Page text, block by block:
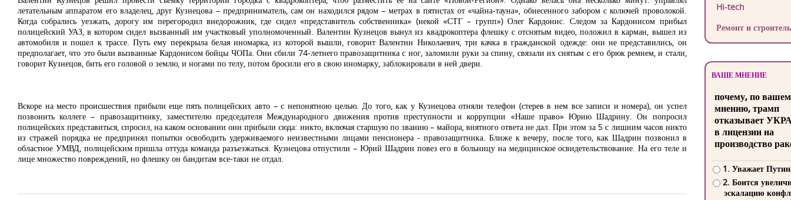
летательным аппаратом его владелец, друг Кузнецова – предприниматель, сам он находился рядом – метрах в пятистах от «чайна-тауна», обнесенного забором с колючей проволокой.
Когда собрались уезжать, дорогу им перегородил внедорожник, где сидел «представитель собственника» (некой «СТГ – групп») Олег Кардонис. Следом за Кардонисом прибыл
полицейский УАЗ, в котором сидел вызванный им участковый уполномоченный. Валентин Кузнецов вынул из квадрокоптера флешку с отснятым видео, положил в карман, вышел из
автомобиля и пошел к трассе. Путь ему перекрыла белая иномарка, из которой вышли, говорит Валентин Николаевич, три качка в гражданской одежде: они не представились, он
предполагает, что это были вызванные Кардонисом бойцы ЧОПа. Они сбили 74-летнего правозащитника с ног, заломили руки за спину, связали их снятым с его брюк ремнем, и стали,
говорит Кузнецов, бить его головой о землю, и ногами по телу, потом бросили его в свою иномарку, заблокировали в ней двери.
Вскоре на место происшествия прибыли еще пять полицейских авто – с непонятною целью. До того, как у Кузнецова отняли телефон (стерев в нем все записи и номера), он успел
позвонить коллеге – правозащитнику, заместителю председателя Международного движения против преступности и коррупции «Наше право» Юрию Шадрину. Он попросил
полицейских представиться, спросил, на каком основании они прибыли сюда: никто, включая старшую по званию – майора, внятного ответа не дал. При этом за 5 с лишним часов никто
из стражей порядка не предпринял попытки освободить удерживаемого неизвестными лицами пенсионера - правозащитника. Ближе к вечеру, после того, как Шадрин позвонил в
областное УМВД, полицейским пришла оттуда команда разъезжаться. Кузнецова отпустили – Юрий Шадрин повез его в больницу на медицинское освидетельствование. На его теле и
лице множество повреждений, но флешку он бандитам все-таки не отдал.
Hi-tech
Ремонт и
ВАШЕ МНЕНИЕ
почему, по
мнению, трамп
отказывает
в лицензии на
производство
1. Уважает
2. Боится
эскалацию